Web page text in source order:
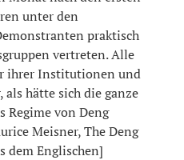
unter den
praktisch
vertreten. Alle
ihrer Institutionen und
hätte sich die ganze
Regime von Deng
Meisner, The Deng
dem Englischen]